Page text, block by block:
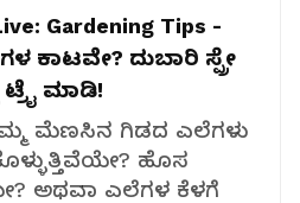
Gardening Tips -
ಕಾಟವೇ? ದುಬಾರಿ ಸ್ಪ್ರೇ
ಮಾಡಿ!
ಮೆಣಸಿನ ಗಿಡದ ಎಲೆಗಳು
ಹೊಸ
ಅಥವಾ ಎಲೆಗಳ ಕೆಳಗೆ